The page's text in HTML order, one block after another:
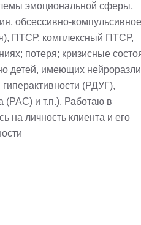
эмоциональной сферы,
обсессивно-
ПТСР, комплексный ПТСР,
потеря; кризисные
детей, имеющих
(РДУГ),
(РАС) и т.п.). Работаю в
на личность клиента и его